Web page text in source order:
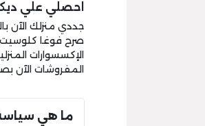
احصلي علي
جددي منزلك الآن
صرح فوغا
الإكسسوارات
المفروشات الآن
ما هي سياسة